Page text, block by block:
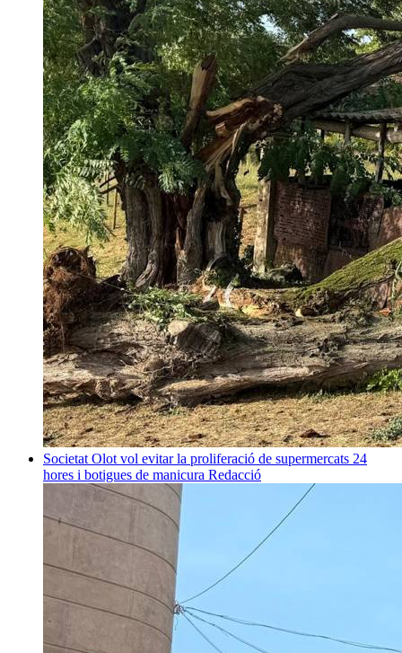
Societat Olot vol evitar la proliferació de supermercats 24
hores i botigues de manicura Redacció